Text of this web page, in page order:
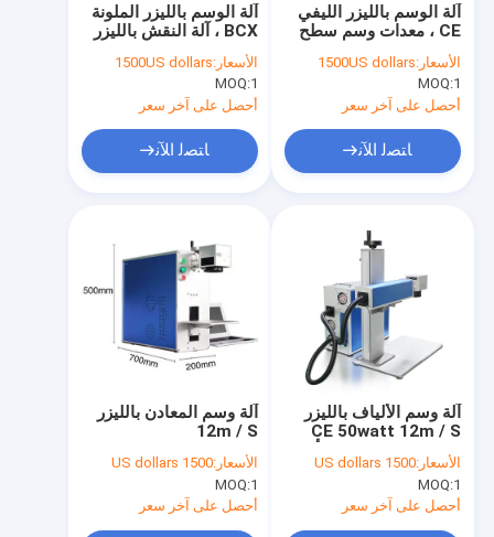
آلة الوسم بالليزر الملونة
BCX ، آلة النقش بالليزر
المنضدية 12m / S
الأسعار:1500US dollars
MOQ:1
أحصل على آخر سعر
ﺎﺘﺼﻟ ﺍﻶﻧ
آلة الوسم بالليزر الليفي
CE ، معدات وسم سطح
/ S
الأسعار:1500US dollars
MOQ:1
أحصل على آخر سعر
ﺎﺘﺼﻟ ﺍﻶﻧ
آلة وسم المعادن بالليزر
12m / S
الأسعار:1500 US dollars
MOQ:1
أحصل على آخر سعر
آلة وسم الألياف بالليزر
CE 50watt 12m / S
للفولاذ المقاوم للصدأ
الأسعار:1500 US dollars
MOQ:1
أحصل على آخر سعر